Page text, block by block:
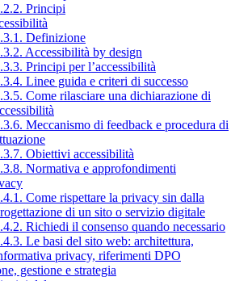
Principi
Definizione
Accessibilità by design
Principi per l’accessibilità
Linee guida e criteri di successo
Come rilasciare una dichiarazione di
Meccanismo di feedback e procedura di
Obiettivi accessibilità
Normativa e approfondimenti
Come rispettare la privacy sin dalla
di un sito o servizio digitale
Richiedi il consenso quando necessario
Le basi del sito web: architettura,
privacy, riferimenti DPO
gestione e strategia